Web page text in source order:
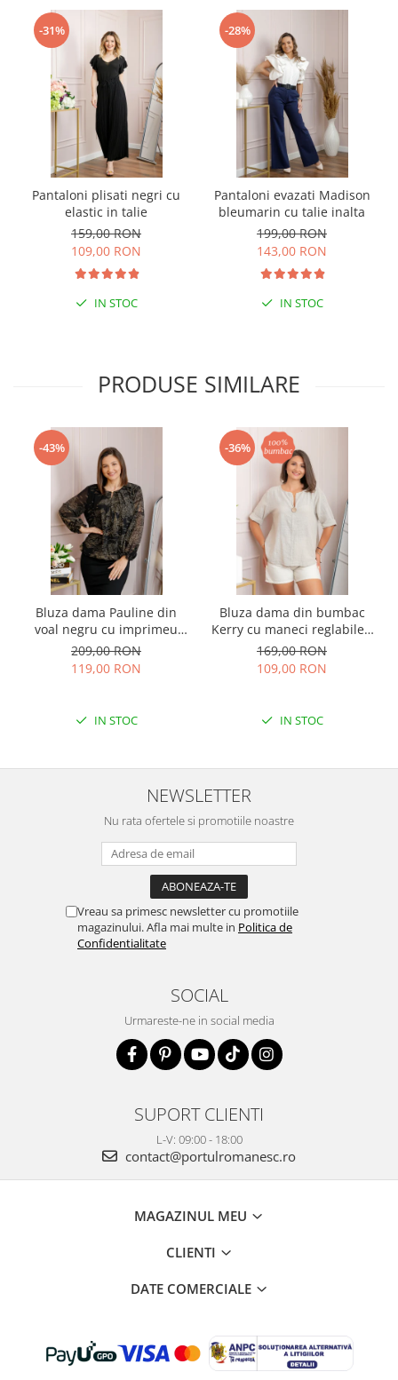
-31%
Pantaloni plisati negri cu
elastic in talie
159,00 RON
109,00 RON
IN STOC
-28%
Pantaloni evazati Madison
bleumarin cu talie inalta
199,00 RON
143,00 RON
IN STOC
PRODUSE SIMILARE
-43%
Bluza dama Pauline din
voal negru cu imprimeu
floral auriu
209,00 RON
119,00 RON
IN STOC
-36%
Bluza dama din bumbac
Kerry cu maneci reglabile -
Ecru
169,00 RON
109,00 RON
IN STOC
NEWSLETTER
Nu rata ofertele si promotiile noastre
Vreau sa primesc newsletter cu promotiile
magazinului. Afla mai multe in Politica de
Confidentialitate
SOCIAL
Urmareste-ne in social media
SUPORT CLIENTI
L-V: 09:00 - 18:00
contact@portulromanesc.ro
MAGAZINUL MEU
CLIENTI
DATE COMERCIALE